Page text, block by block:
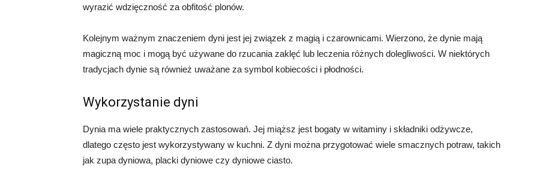
wyrazić wdzięczność za obfitość plonów.
Kolejnym ważnym znaczeniem dyni jest jej związek z magią i czarownicami. Wierzono, że dynie mają
magiczną moc i mogą być używane do rzucania zaklęć lub leczenia różnych dolegliwości. W niektórych
tradycjach dynie są również uważane za symbol kobiecości i płodności.
Wykorzystanie dyni
Dynia ma wiele praktycznych zastosowań. Jej miąższ jest bogaty w witaminy i składniki odżywcze,
dlatego często jest wykorzystywany w kuchni. Z dyni można przygotować wiele smacznych potraw, takich
jak zupa dyniowa, placki dyniowe czy dyniowe ciasto.